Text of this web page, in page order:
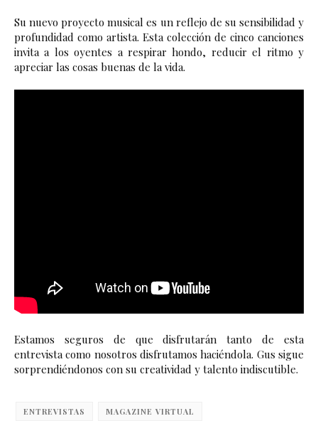
Su nuevo proyecto musical es un reflejo de su sensibilidad y
profundidad como artista. Esta colección de cinco canciones
invita a los oyentes a respirar hondo, reducir el ritmo y
apreciar las cosas buenas de la vida.
Estamos seguros de que disfrutarán tanto de esta
entrevista como nosotros disfrutamos haciéndola. Gus sigue
sorprendiéndonos con su creatividad y talento indiscutible.
ENTREVISTAS MAGAZINE VIRTUAL